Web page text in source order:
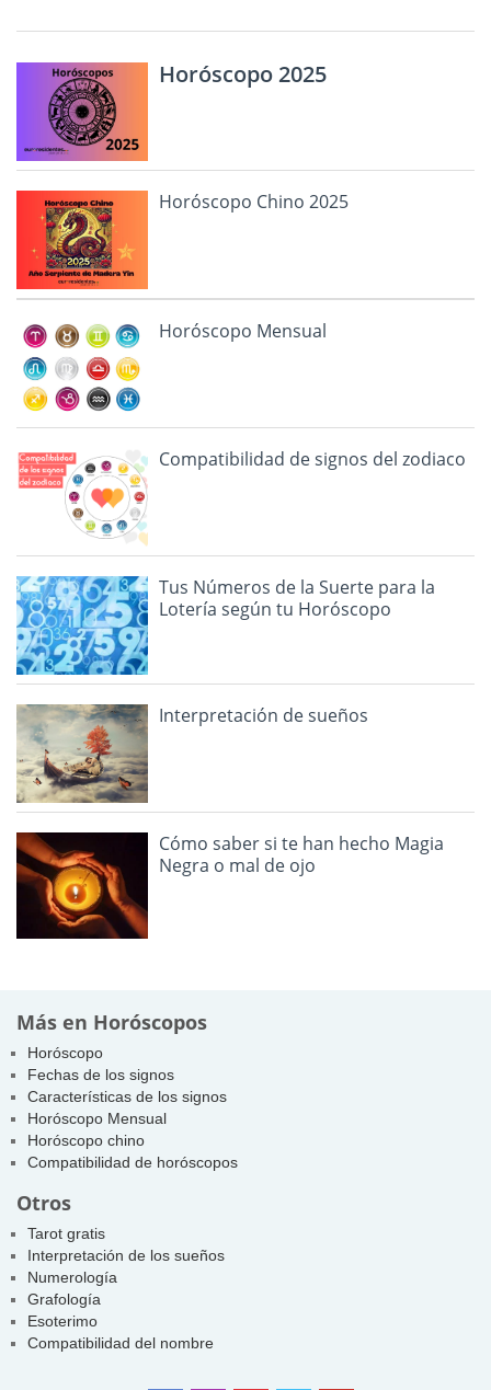
Horóscopo 2025
Horóscopo Chino 2025
Horóscopo Mensual
Compatibilidad de signos del zodiaco
Tus Números de la Suerte para la
Lotería según tu Horóscopo
Interpretación de sueños
Cómo saber si te han hecho Magia
Negra o mal de ojo
Más en Horóscopos
Horóscopo
Fechas de los signos
Características de los signos
Horóscopo Mensual
Horóscopo chino
Compatibilidad de horóscopos
Otros
Tarot gratis
Interpretación de los sueños
Numerología
Grafología
Esoterimo
Compatibilidad del nombre